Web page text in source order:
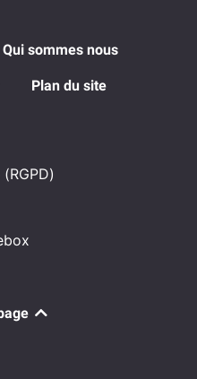
Qui sommes nous
Plan du site